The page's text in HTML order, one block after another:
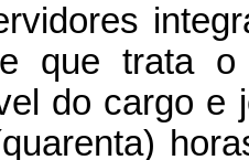
que trata
do cargo e